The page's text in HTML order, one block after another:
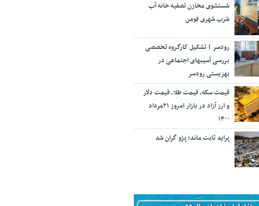
شستشوی مخازن تصفیه خانه آب
شرب شهری فومن
رودسر | تشکیل کارگروه تخصصی
بررسی آسیبهای اجتماعی در
بهزیستی رودسر
قیمت سکه، قیمت طلا، قیمت دلار
و ارز آزاد در بازار امروز ۲۱مرداد
۱۴۰۰
پراید ثابت ماند؛ پژو گران شد